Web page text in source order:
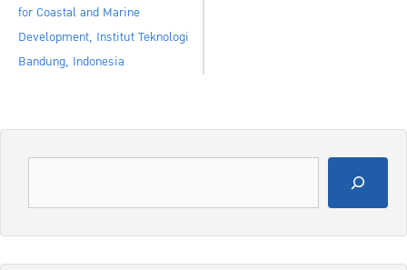
for Coastal and Marine
Development, Institut Teknologi
Bandung, Indonesia